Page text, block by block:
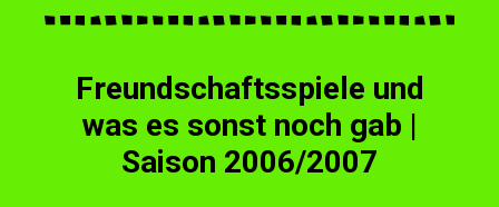
Freundschaftsspiele und
was es sonst noch gab |
Saison 2006/2007